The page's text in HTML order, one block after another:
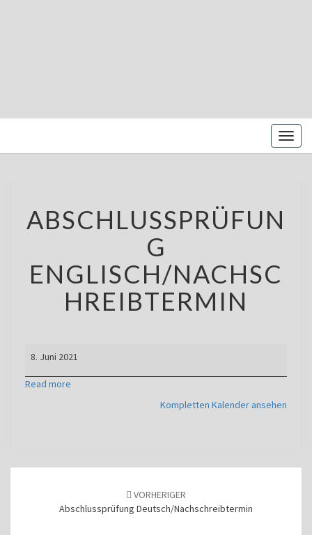
ENGLISCH/
ABSCHLUSSPRÜFUN
G
ENGLISCH/NACHSC
HREIBTERMIN
Abschlussprüfung
Englisch/Nachschreibtermin
8. Juni 2021
Read more
Kompletten Kalender ansehen
VORHERIGER
Abschlussprüfung Deutsch/Nachschreibtermin